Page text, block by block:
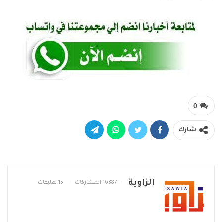
0
شارك
الزاوية 16387 المشاركات 15 تعليقات